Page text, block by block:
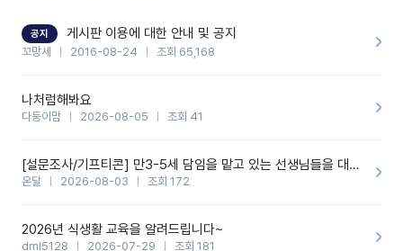
기능을 개발해 주셔서 감사합니다.
공지 게시판 이용에 대한 안내 및 공지
꼬망세 2016-08-24 조회 65,168
나처럼해봐요
다둥이맘 2026-08-05 조회 41
[설문조사/기프티콘] 만3-5세 담임을 맡고 있는 선생님들을 대상으로 설문조사를 합니다!
온달 2026-08-03 조회 172
2026년 식생활 교육을 알려드립니다~
dml5128 2026-07-29 조회 181